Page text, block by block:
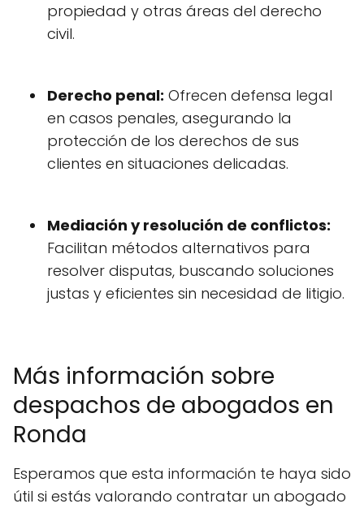
propiedad y otras áreas del derecho
civil.
Derecho penal: Ofrecen defensa legal
en casos penales, asegurando la
protección de los derechos de sus
clientes en situaciones delicadas.
Mediación y resolución de conflictos:
Facilitan métodos alternativos para
resolver disputas, buscando soluciones
justas y eficientes sin necesidad de litigio.
Más información sobre
despachos de abogados en
Ronda
Esperamos que esta información te haya sido
útil si estás valorando contratar un abogado